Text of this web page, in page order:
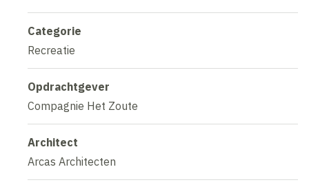
Categorie
Recreatie
Opdrachtgever
Compagnie Het Zoute
Architect
Arcas Architecten